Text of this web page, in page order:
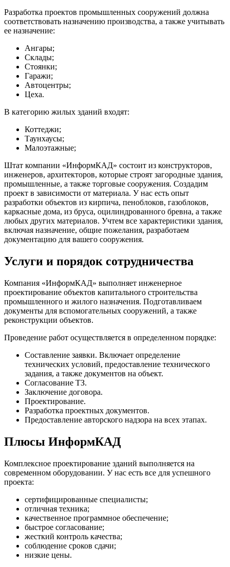
Разработка проектов промышленных сооружений должна
соответствовать назначению производства, а также учитывать
ее назначение:
Ангары;
Склады;
Стоянки;
Гаражи;
Автоцентры;
Цеха.
В категорию жилых зданий входят:
Коттеджи;
Таунхаусы;
Малоэтажные;
Штат компании «ИнформКАД» состоит из конструкторов,
инженеров, архитекторов, которые строят загородные здания,
промышленные, а также торговые сооружения. Создадим
проект в зависимости от материала. У нас есть опыт
разработки объектов из кирпича, пеноблоков, газоблоков,
каркасные дома, из бруса, оцилиндрованного бревна, а также
любых других материалов. Учтем все характеристики здания,
включая назначение, общие пожелания, разработаем
документацию для вашего сооружения.
Услуги и порядок сотрудничества
Компания «ИнформКАД» выполняет инженерное
проектирование объектов капитального строительства
промышленного и жилого назначения. Подготавливаем
документы для вспомогательных сооружений, а также
реконструкции объектов.
Проведение работ осуществляется в определенном порядке:
Составление заявки. Включает определение
технических условий, предоставление технического
задания, а также документов на объект.
Согласование ТЗ.
Заключение договора.
Проектирование.
Разработка проектных документов.
Предоставление авторского надзора на всех этапах.
Плюсы ИнформКАД
Комплексное проектирование зданий выполняется на
современном оборудовании. У нас есть все для успешного
проекта:
сертифицированные специалисты;
отличная техника;
качественное программное обеспечение;
быстрое согласование;
жесткий контроль качества;
соблюдение сроков сдачи;
низкие цены.